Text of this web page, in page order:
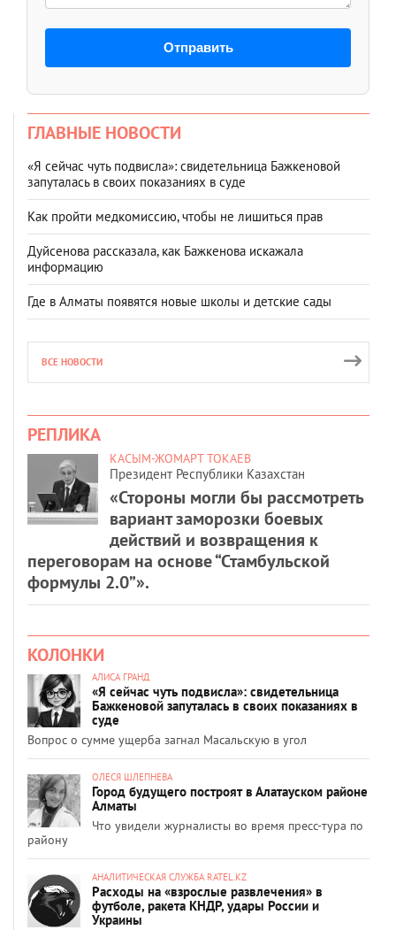
Отправить
ГЛАВНЫЕ НОВОСТИ
«Я сейчас чуть подвисла»: свидетельница Бажкеновой
запуталась в своих показаниях в суде
Как пройти медкомиссию, чтобы не лишиться прав
Дуйсенова рассказала, как Бажкенова искажала
информацию
Где в Алматы появятся новые школы и детские сады
ВСЕ НОВОСТИ
РЕПЛИКА
КАСЫМ-ЖОМАРТ ТОКАЕВ
Президент Республики Казахстан
«Стороны могли бы рассмотреть
вариант заморозки боевых
действий и возвращения к
переговорам на основе “Стамбульской
формулы 2.0”».
КОЛОНКИ
АЛИСА ГРАНД
«Я сейчас чуть подвисла»: свидетельница
Бажкеновой запуталась в своих показаниях в
суде
Вопрос о сумме ущерба загнал Масальскую в угол
ОЛЕСЯ ШЛЕПНЕВА
Город будущего построят в Алатауском районе
Алматы
Что увидели журналисты во время пресс-тура по
району
АНАЛИТИЧЕСКАЯ СЛУЖБА RATEL.KZ
Расходы на «взрослые развлечения» в
футболе, ракета КНДР, удары России и
Украины